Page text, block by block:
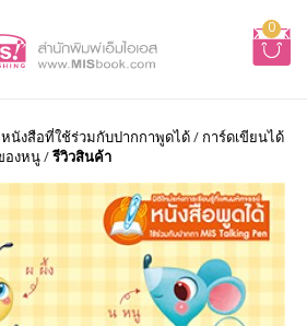
0
หนังสือที่ใช้ร่วมกับปากกาพูดได้/ การ์ดเขียนได้
องหนู/รีวิวสินค้า